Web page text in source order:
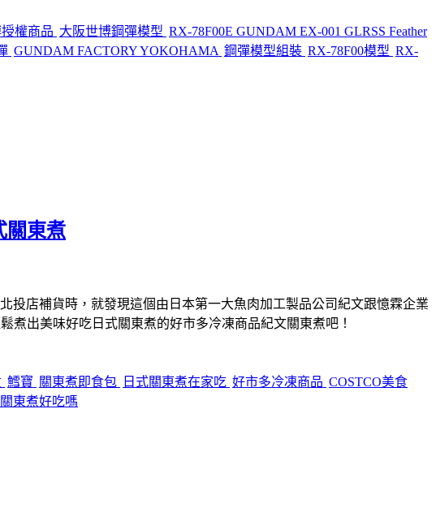
權商品 大阪世博鋼彈模型 RX-78F00E GUNDAM EX-001 GLRSS Feather
GUNDAM FACTORY YOKOHAMA 鋼彈模型組裝 RX-78F00模型 RX-
關東煮
投店補貨時，就發現這個由日本第一大魚肉加工製品公司紀文跟憶霖企業
出美味好吃日式關東煮的好市多冷凍商品紀文關東煮吧！
鱈寶 關東煮即食包 日式關東煮在家吃 好市多冷凍商品 COSTCO美食
東煮好吃嗎